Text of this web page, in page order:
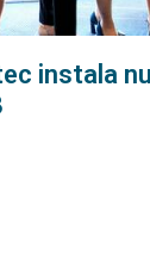
instala